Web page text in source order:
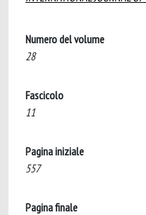
Numero del volume
28
Fascicolo
11
Pagina iniziale
557
Pagina finale